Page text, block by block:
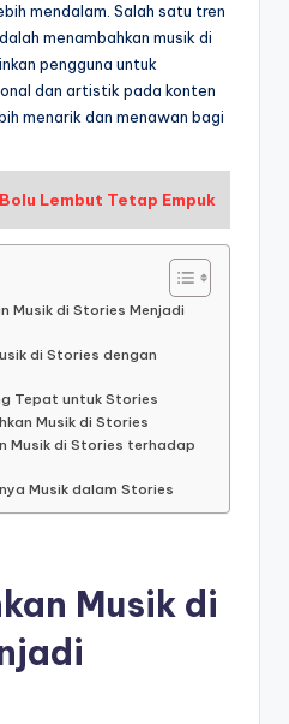
mendalam. Salah satu tren
menambahkan musik di
pengguna untuk
dan artistik pada konten
menarik dan menawan bagi
Lembut Tetap Empuk
Musik di Stories Menjadi
di Stories dengan
Tepat untuk Stories
Musik di Stories
Musik di Stories terhadap
Musik dalam Stories
Musik di